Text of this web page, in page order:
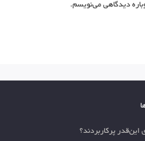
دیدگاهی می‌نویسم.
این‌قدر پرکاربردند؟